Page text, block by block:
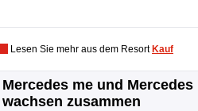
Lesen Sie mehr aus dem Resort Kauf
Mercedes me und Mercedes
wachsen zusammen